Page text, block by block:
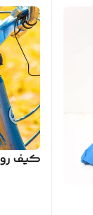
کیف